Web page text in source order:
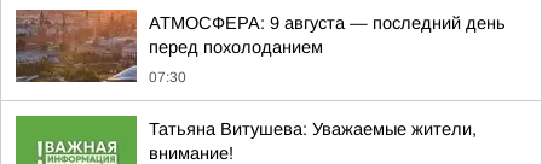
АТМОСФЕРА: 9 августа — последний день
перед похолоданием
07:30
Татьяна Витушева: Уважаемые жители,
внимание!